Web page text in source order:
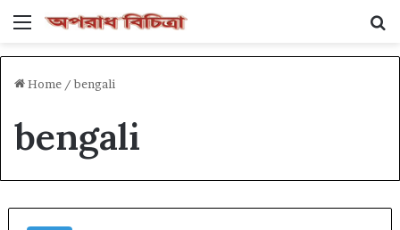
Menu
Home / bengali
bengali